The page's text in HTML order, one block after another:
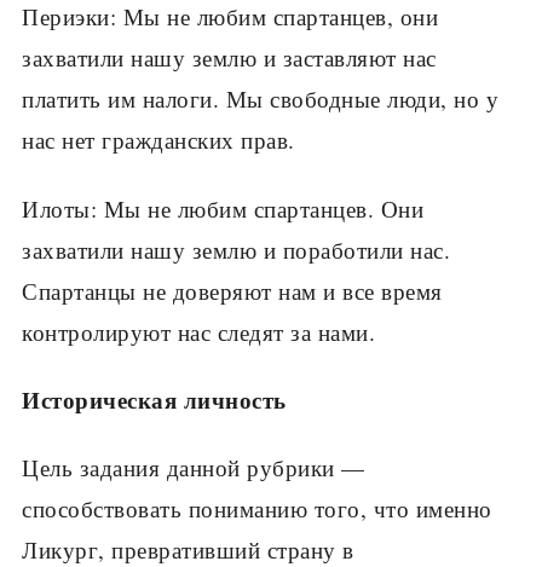
Периэки: Мы не любим спартанцев, они
захватили нашу землю и заставляют нас
платить им налоги. Мы свободные люди, но у
нас нет гражданских прав.
Илоты: Мы не любим спартанцев. Они
захватили нашу землю и поработили нас.
Спартанцы не до­веряют нам и все время
контролируют нас следят за нами.
Историческая личность
Цель задания данной рубрики —
способствовать пониманию того, что именно
Ликург, превративший страну в